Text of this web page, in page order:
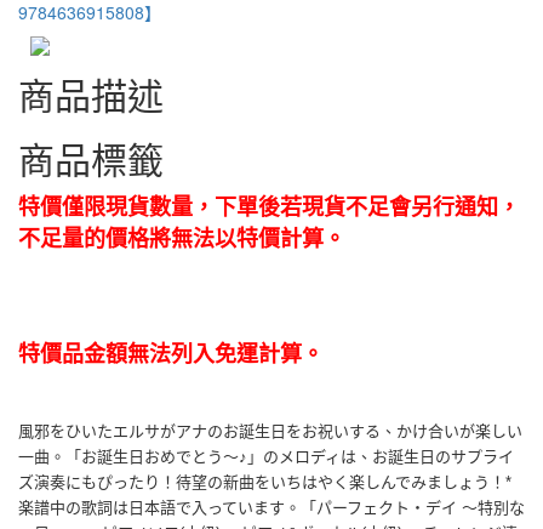
商品描述
商品標籤
特價僅限現貨數量，下單後若現貨不足會另行通知，
不足量的價格將無法以特價計算。
特價品金額無法列入免運計算。
風邪をひいたエルサがアナのお誕生日をお祝いする、かけ合いが楽しい
一曲。「お誕生日おめでとう～♪」のメロディは、お誕生日のサプライ
ズ演奏にもぴったり！待望の新曲をいちはやく楽しんでみましょう！*
楽譜中の歌詞は日本語で入っています。「パーフェクト・デイ ～特別な